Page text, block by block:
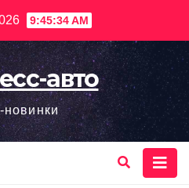
9:45:35 AM
авто
новинки